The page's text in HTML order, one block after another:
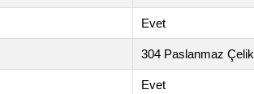
Evet
304 Paslanmaz Çelik
Evet